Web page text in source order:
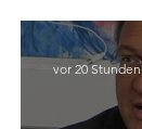
vor 20 Stunden